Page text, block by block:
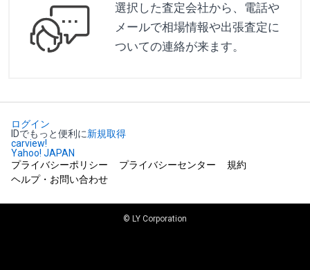
選択した査定会社から、電話や
メールで相場情報や出張査定に
ついての連絡が来ます。
ログイン
IDでもっと便利に新規取得
carview!
Yahoo! JAPAN
プライバシーポリシー
プライバシーセンター
規約
ヘルプ・お問い合わせ
© LY Corporation